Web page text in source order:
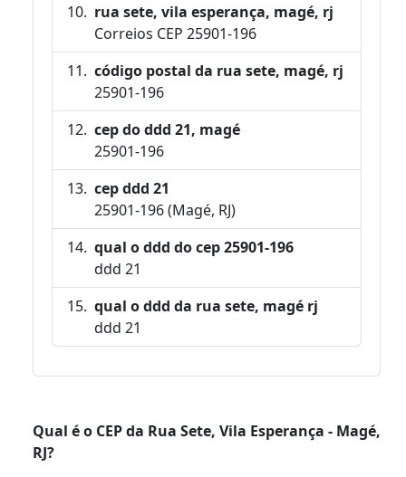
rua sete, vila esperança, magé, rj
Correios CEP 25901-196
código postal da rua sete, magé, rj
25901-196
cep do ddd 21, magé
25901-196
cep ddd 21
25901-196 (Magé, RJ)
qual o ddd do cep 25901-196
ddd 21
qual o ddd da rua sete, magé rj
ddd 21
Qual é o CEP da Rua Sete, Vila Esperança - Magé,
RJ?